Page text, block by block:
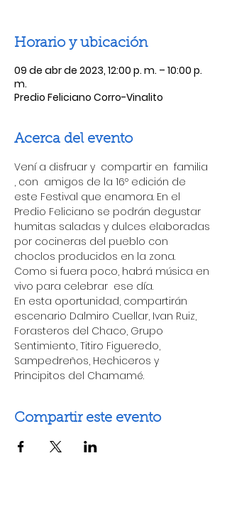
Horario y ubicación
09 de abr de 2023, 12:00 p. m. – 10:00 p.
m.
Predio Feliciano Corro-Vinalito
Acerca del evento
Vení a disfruar y  compartir en  familia
, con  amigos de la 16º edición de
este Festival que enamora. En el
Predio Feliciano se podrán degustar
humitas saladas y dulces elaboradas
por cocineras del pueblo con
choclos producidos en la zona.
Como si fuera poco, habrá música en
vivo para celebrar  ese día.
En esta oportunidad, compartirán
escenario Dalmiro Cuellar, Ivan Ruiz,
Forasteros del Chaco, Grupo
Sentimiento, Titiro Figueredo,
Sampedreños, Hechiceros y
Principitos del Chamamé.
Compartir este evento